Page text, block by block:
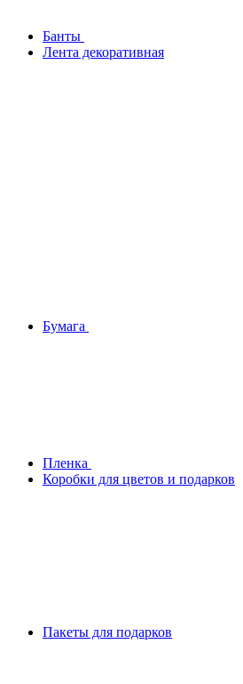
Банты
Лента декоративная
Бумага
Плeнка
Коробки для цветов и подарков
Пакеты для подарков